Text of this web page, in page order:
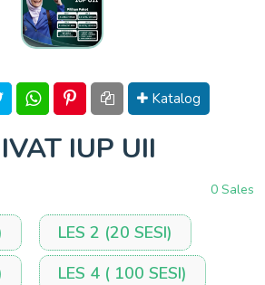
Katalog
IUP UII
0 Sales
LES 2 (20 SESI)
LES 4 ( 100 SESI)